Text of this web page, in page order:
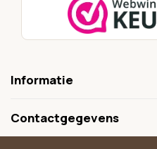
Informatie
Contactgegevens